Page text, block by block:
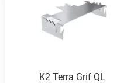
K2 Terra Grif QL